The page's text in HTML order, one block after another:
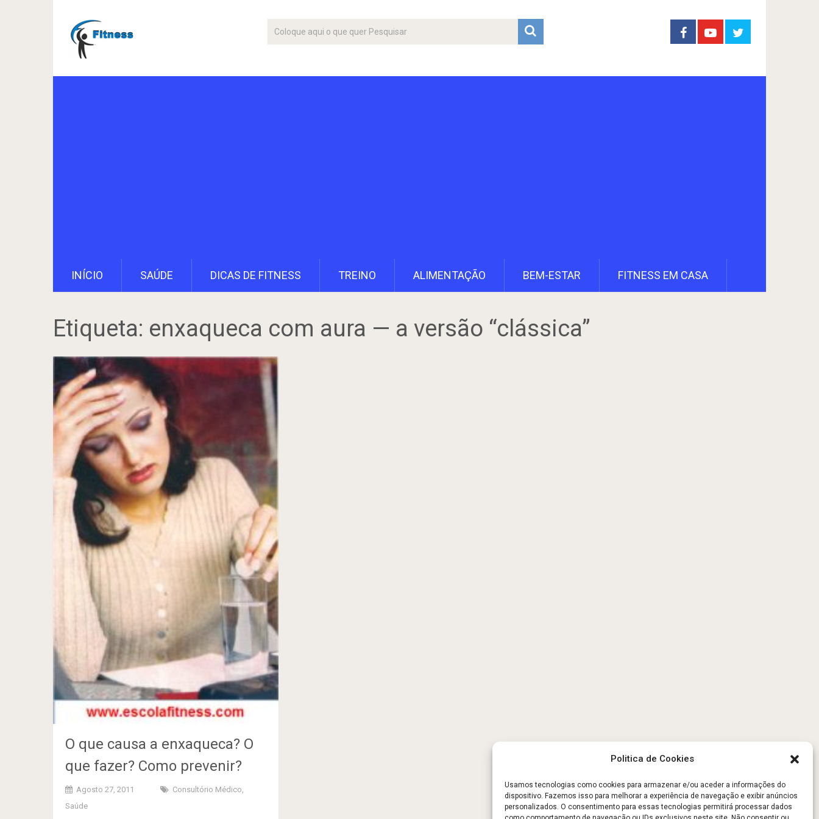
Politica de Cookies
Usamos tecnologias como cookies para armazenar e/ou aceder a informações do
dispositivo. Fazemos isso para melhorar a experiência de navegação e exibir anúncios
personalizados. O consentimento para essas tecnologias permitirá processar dados
INÍCIO SAÚDE DICAS DE FITNESS TREINO ALIMENTAÇÃO BEM-ESTAR FITNESS EM CASA
Etiqueta: enxaqueca com aura — a versão “clássica”
O que causa a enxaqueca? O
que fazer? Como prevenir?
Agosto 27, 2011 Consultório Médico
Saúde